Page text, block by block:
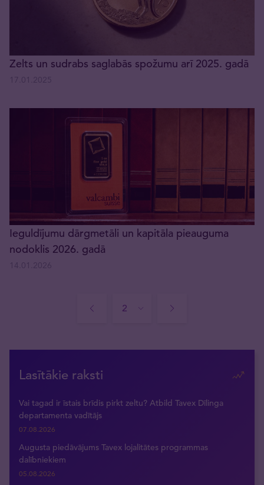
Zelts un sudrabs saglabās spožumu arī 2025. gadā
Ieguldījumu dārgmetāli un kapitāla pieauguma
nodoklis 2026. gadā
Lasītākie raksti
Vai tagad ir īstais brīdis pirkt zeltu? Atbild Tavex Dīlinga
departamenta vadītājs
07.08.2026
Augusta piedāvājums Tavex lojalitātes programmas
dalībniekiem
05.08.2026